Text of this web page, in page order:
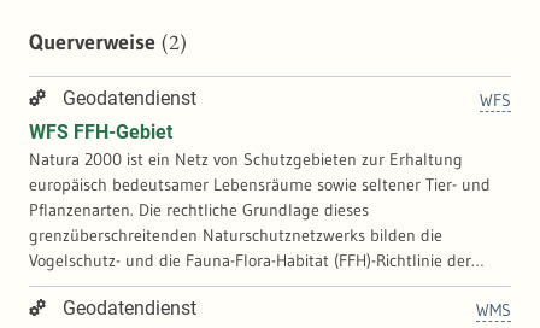
Querverweise (2)
WFS
Geodatendienst
WFS FFH-Gebiet
Natura 2000 ist ein Netz von Schutzgebieten zur Erhaltung
europäisch bedeutsamer Lebensräume sowie seltener Tier- und
Pflanzenarten. Die rechtliche Grundlage dieses
grenzüberschreitenden Naturschutznetzwerks bilden die
Vogelschutz- und die Fauna-Flora-Habitat (FFH)-Richtlinie der
Europäischen Union. Nach den Vorgaben der FFH-Richtlinie
benennt jeder Mitgliedstaat Gebiete, die für die Erhaltung
WMS
Geodatendienst